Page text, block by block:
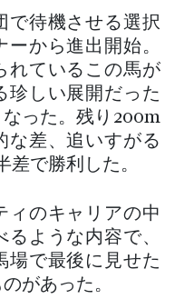
で待機させる選択
から進出開始。
れているこの馬が
珍しい展開だった
った。残り200m
な差、追いすがる
差で勝利した。
ィのキャリアの中
ような内容で、
場で最後に見せた
があった。